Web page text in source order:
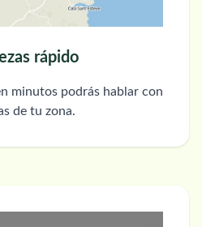
rápido
minutos podrás hablar con
de tu zona.